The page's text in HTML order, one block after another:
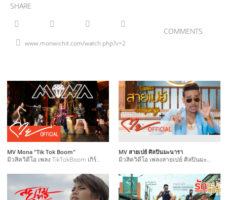
SHARE
COMMENTS
MV Mona "Tik Tok Boom"
มิวสิควิดีโอ เพลง TikTokBoom เกิร์ลกรุ๊ปวง Mona
MV สายเปย์ ศิลปินมะนารา
มิวสิควิดีโอ เพลงสายเปย์ ศิลปินมะนารา